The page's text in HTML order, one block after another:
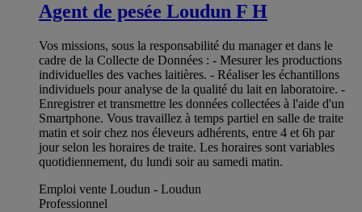
Agent de pesée Loudun F H
Vos missions, sous la responsabilité du manager et dans le
cadre de la Collecte de Données : - Mesurer les productions
individuelles des vaches laitières. - Réaliser les échantillons
individuels pour analyse de la qualité du lait en laboratoire. -
Enregistrer et transmettre les données collectées à l'aide d'un
Smartphone. Vous travaillez à temps partiel en salle de traite
matin et soir chez nos éleveurs adhérents, entre 4 et 6h par
jour selon les horaires de traite. Les horaires sont variables
quotidiennement, du lundi soir au samedi matin.
Emploi vente Loudun - Loudun
Professionnel